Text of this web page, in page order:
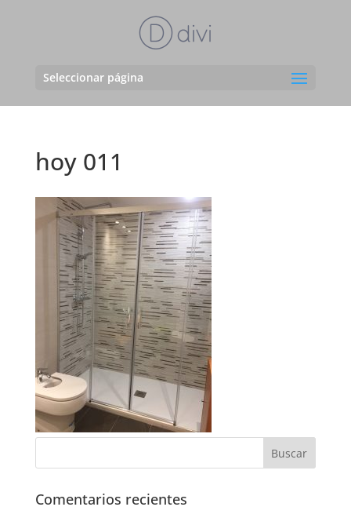
Seleccionar página
hoy 011
Comentarios recientes